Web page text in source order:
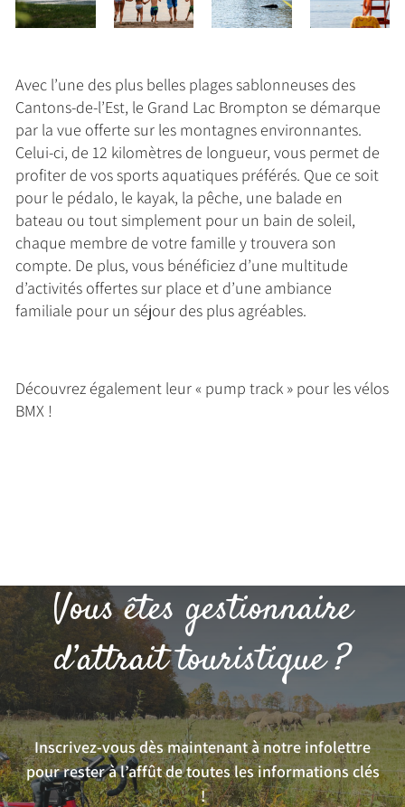
Avec l’une des plus belles plages sablonneuses des
Cantons-de-l’Est, le Grand Lac Brompton se démarque
par la vue offerte sur les montagnes environnantes.
Celui-ci, de 12 kilomètres de longueur, vous permet de
profiter de vos sports aquatiques préférés. Que ce soit
pour le pédalo, le kayak, la pêche, une balade en
bateau ou tout simplement pour un bain de soleil,
chaque membre de votre famille y trouvera son
compte. De plus, vous bénéficiez d’une multitude
d’activités offertes sur place et d’une ambiance
familiale pour un séjour des plus agréables.
Découvrez également leur « pump track » pour les vélos
BMX !
Vous êtes gestionnaire
d’attrait touristique ?
Inscrivez-vous dès maintenant à notre infolettre
pour rester à l’affût de toutes les informations clés
!